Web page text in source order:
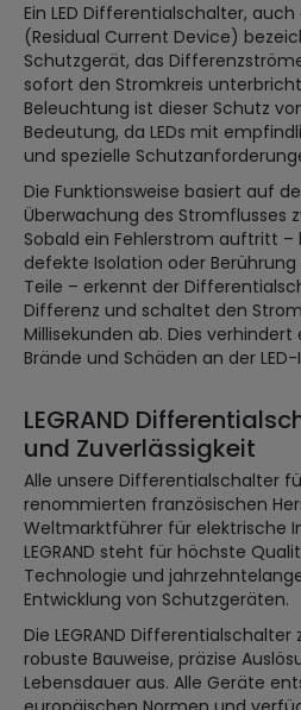
Ein LED Differentialschalter,
(Residual Current Device)
Schutzgerät, das
sofort den Stromkreis
Beleuchtung ist dieser Schutz
Bedeutung, da LEDs mit
und spezielle
Die Funktionsweise basiert auf
Überwachung des Stromflusses
Sobald ein Fehlerstrom auftritt –
defekte Isolation oder
Teile – erkennt der
Differenz und schaltet den
Millisekunden ab. Dies verhindert
Brände und Schäden an der
LEGRAND
und Zuverlässigkeit
Alle unsere Differentialschalter
renommierten französischen
Weltmarktführer für elektrische
LEGRAND steht für höchste
Technologie und
Entwicklung von Schutzgeräten.
Die LEGRAND
robuste Bauweise, präzise
Lebensdauer aus. Alle Geräte